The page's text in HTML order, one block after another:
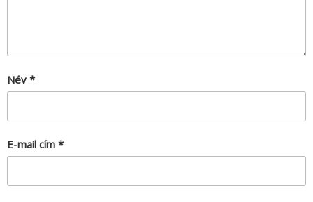
Név *
E-mail cím *